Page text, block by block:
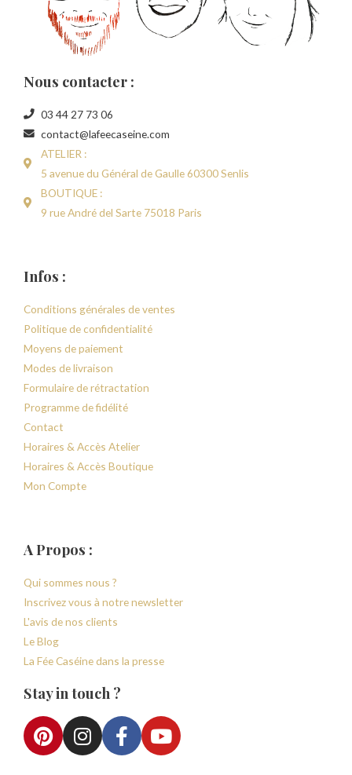
Nous contacter :
03 44 27 73 06
contact@lafeecaseine.com
ATELIER :
5 avenue du Général de Gaulle 60300 Senlis
BOUTIQUE :
9 rue André del Sarte 75018 Paris
Infos :
Conditions générales de ventes
Politique de confidentialité
Moyens de paiement
Modes de livraison
Formulaire de rétractation
Programme de fidélité
Contact
Horaires & Accès Atelier
Horaires & Accès Boutique
Mon Compte
A Propos :
Qui sommes nous ?
Inscrivez vous à notre newsletter
L'avis de nos clients
Le Blog
La Fée Caséine dans la presse
Stay in touch ?